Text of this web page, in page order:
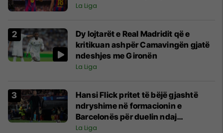
La Liga
Dy lojtarët e Real Madridit që e
kritikuan ashpër Camavingën gjatë
ndeshjes me Gironën
La Liga
Hansi Flick pritet të bëjë gjashtë
ndryshime në formacionin e
Barcelonës për duelin ndaj
Espanyolit
La Liga